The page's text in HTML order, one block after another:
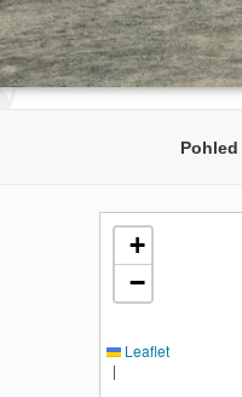
+
−
Leaflet
|